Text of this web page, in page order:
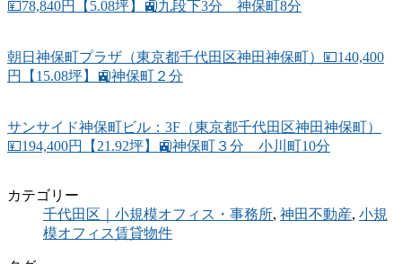
💴78,840円【5.08坪】🚉九段下3分 神保町8分
朝日神保町プラザ（東京都千代田区神田神保町）💴140,400
円【15.08坪】🚉神保町２分
サンサイド神保町ビル：3F（東京都千代田区神田神保町）
💴194,400円【21.92坪】🚉神保町３分 小川町10分
カテゴリー
千代田区｜小規模オフィス・事務所, 神田不動産, 小規
模オフィス賃貸物件